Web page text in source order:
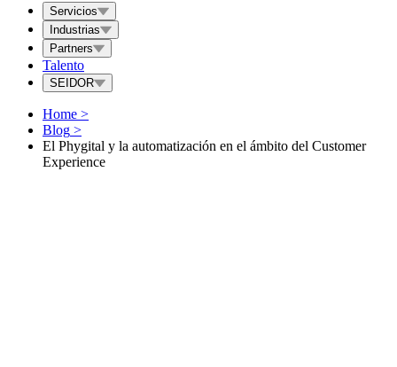
Servicios
Industrias
Partners
Talento
SEIDOR
Home >
Blog >
El Phygital y la automatización en el ámbito del Customer
Experience